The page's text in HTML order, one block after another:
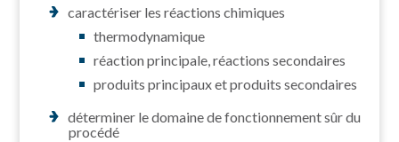
caractériser les réactions chimiques
thermodynamique
réaction principale, réactions secondaires
produits principaux et produits secondaires
déterminer le domaine de fonctionnement sûr du
procédé